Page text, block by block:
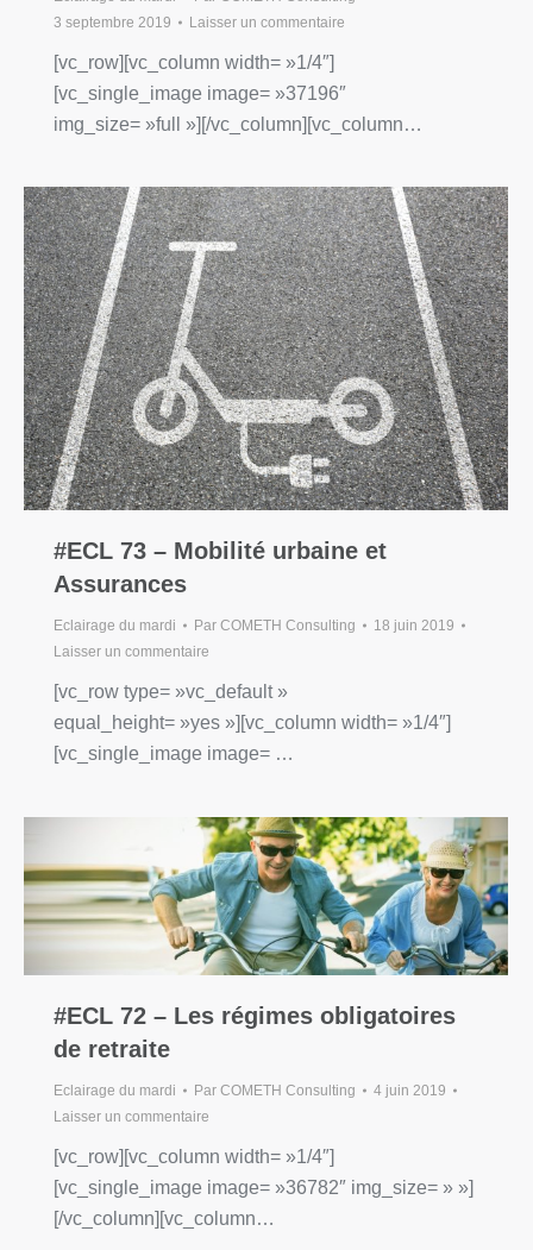
3 septembre 2019
Laisser un commentaire
[vc_row][vc_column width= »1/4″]
[vc_single_image image= »37196″
img_size= »full »][/vc_column][vc_column…
#ECL 73 – Mobilité urbaine et
Assurances
Eclairage du mardi Par COMETH Consulting
18 juin 2019
Laisser un commentaire
[vc_row type= »vc_default »
equal_height= »yes »][vc_column width= »1/4″]
[vc_single_image image= …
#ECL 72 – Les régimes obligatoires
de retraite
Eclairage du mardi Par COMETH Consulting
4 juin 2019
Laisser un commentaire
[vc_row][vc_column width= »1/4″]
[vc_single_image image= »36782″ img_size= » »]
[/vc_column][vc_column…